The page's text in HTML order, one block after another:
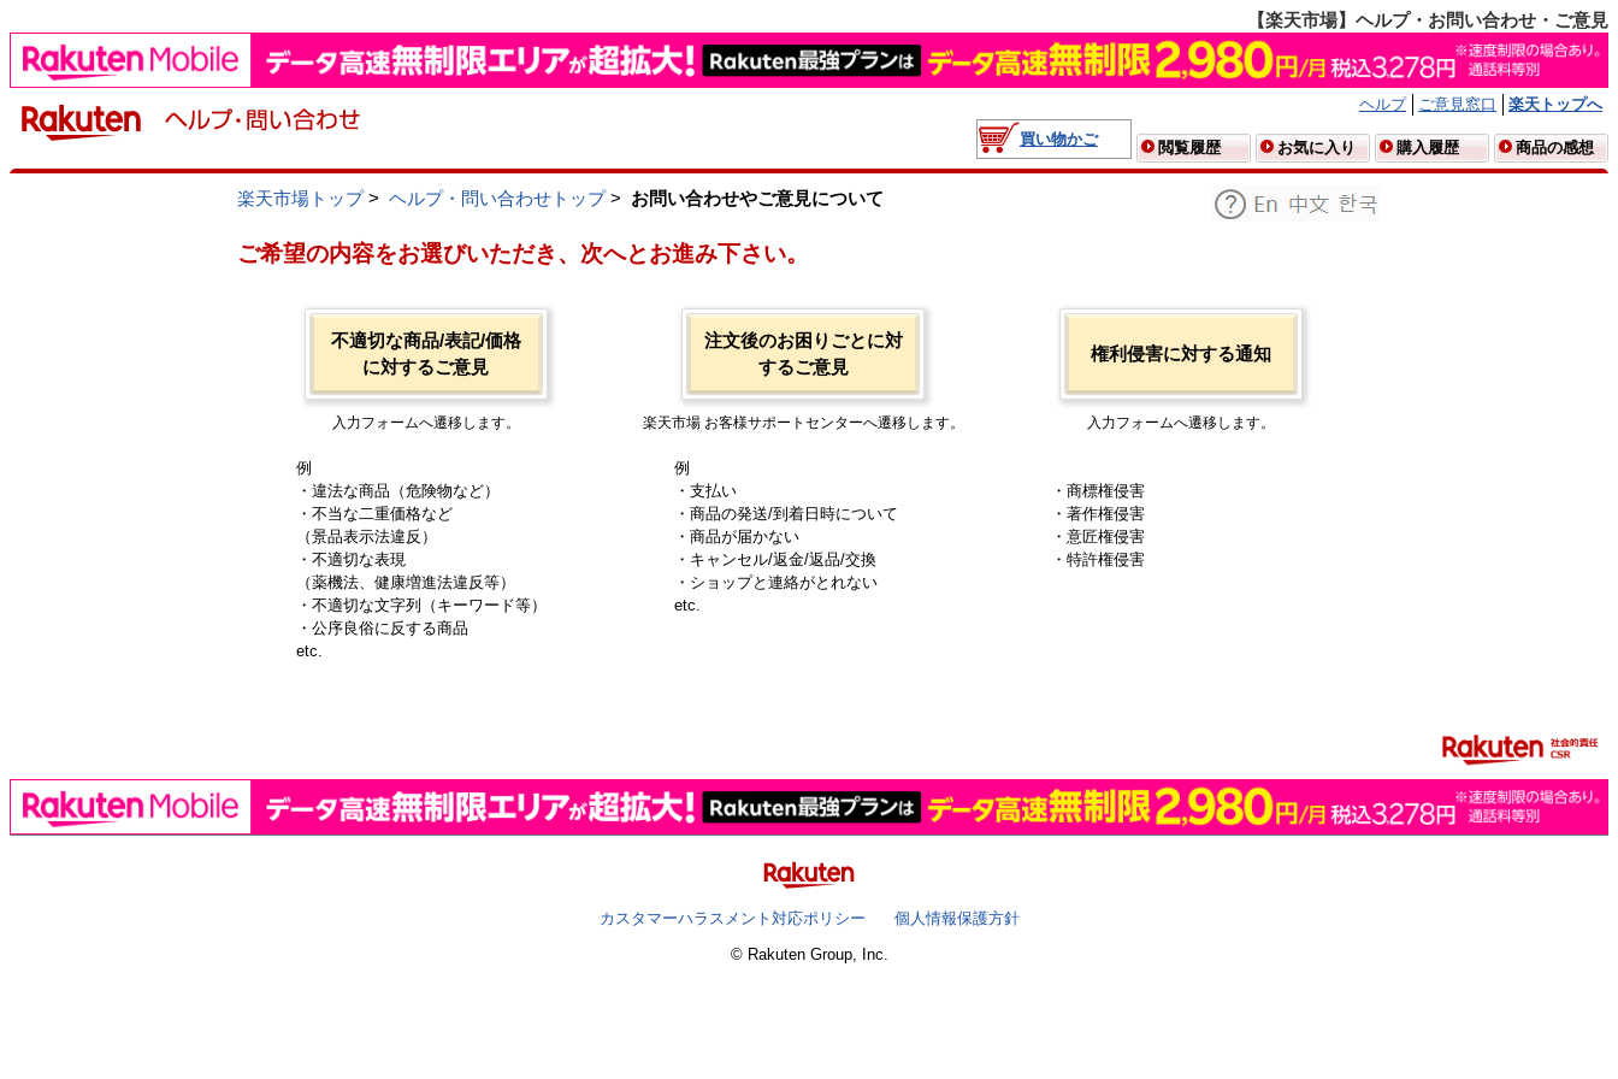
【楽天市場】ヘルプ・お問い合わせ・ご意見
ヘルプ ご意見窓口
楽天トップへ
買い物かご
閲覧履歴 お気に入り 購入履歴 商品の感想
楽天市場トップ> ヘルプ・問い合わせトップ> お問い合わせやご意見について
ご希望の内容をお選びいただき、次へとお進み下さい。
不適切な商品/表記/価格
に対するご意見
入力フォームへ遷移します。
例
・違法な商品（危険物など）
・不当な二重価格など
（景品表示法違反）
・不適切な表現
（薬機法、健康増進法違反等）
・不適切な文字列（キーワード等）
・公序良俗に反する商品
etc.
注文後のお困りごとに対
するご意見
楽天市場 お客様サポートセンターへ遷移します。
例
・支払い
・商品の発送/到着日時について
・商品が届かない
・キャンセル/返金/返品/交換
・ショップと連絡がとれない
etc.
権利侵害に対する通知
入力フォームへ遷移します。
・商標権侵害
・著作権侵害
・意匠権侵害
・特許権侵害
カスタマーハラスメント対応ポリシー
個人情報保護方針
© Rakuten Group, Inc.